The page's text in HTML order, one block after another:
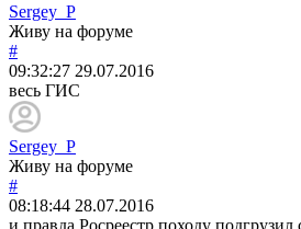
Sergey_P
Живу на форуме
#
09:32:27 29.07.2016
весь ГИС
Sergey_P
Живу на форуме
#
08:18:44 28.07.2016
и правда Росреестр походу